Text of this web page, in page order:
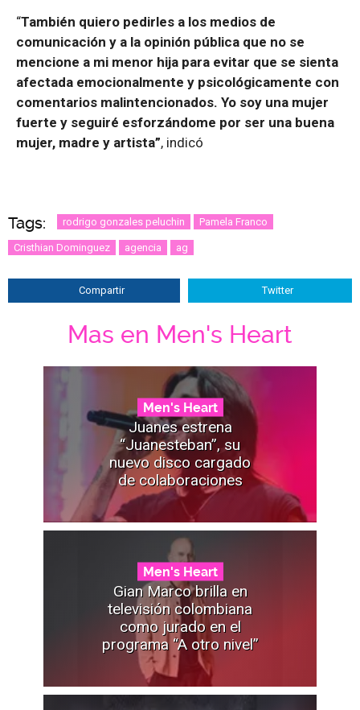
“También quiero pedirles a los medios de
comunicación y a la opinión pública que no se
mencione a mi menor hija para evitar que se sienta
afectada emocionalmente y psicológicamente con
comentarios malintencionados. Yo soy una mujer
fuerte y seguiré esforzándome por ser una buena
mujer, madre y artista”, indicó
Tags: rodrigo gonzales peluchin Pamela Franco
Cristhian Dominguez agencia ag
Compartir Twitter
Mas en Men's Heart
Men's Heart
Juanes estrena
“Juanesteban”, su
nuevo disco cargado
de colaboraciones
Men's Heart
Gian Marco brilla en
televisión colombiana
como jurado en el
programa “A otro nivel”